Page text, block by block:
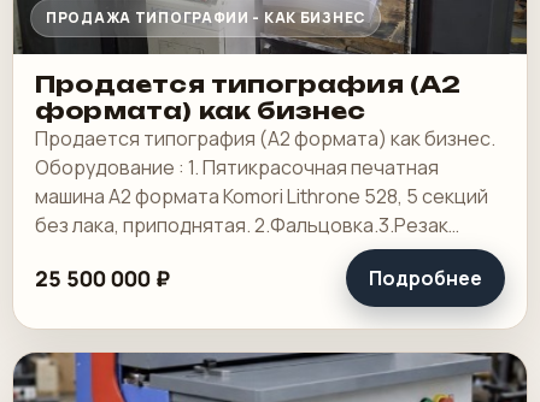
ПРОДАЖА ТИПОГРАФИИ - КАК БИЗНЕС
Продается типография (А2
формата) как бизнес
Продается типография (А2 формата) как бизнес.
Оборудование : 1. Пятикрасочная печатная
машина А2 формата Komori Lithrone 528, 5 секций
без лака, приподнятая. 2.Фальцовка.3.Резак
4.КБС, 5. Ламинотор, СТР. Погрузчик.
25 500 000 ₽ Подробнее